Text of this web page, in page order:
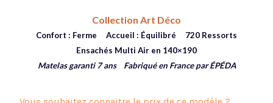
Collection Art Déco
Confort : Ferme Accueil : Équilibré 720 Ressorts
Ensachés Multi Air en 140×190
Matelas garanti 7 ans Fabriqué en France par ÉPÉDA